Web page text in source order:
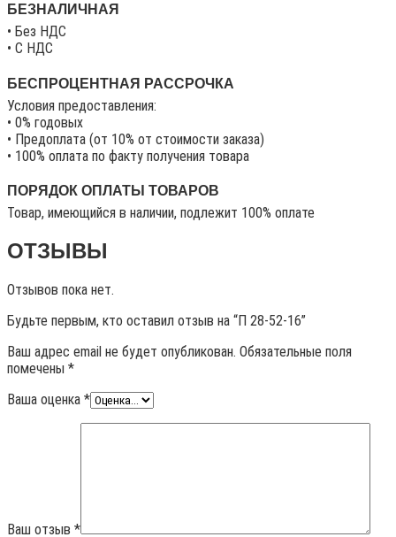
БЕЗНАЛИЧНАЯ
• Без НДС
• C НДС
БЕСПРОЦЕНТНАЯ РАССРОЧКА
Условия предоставления:
• 0% годовых
• Предоплата (от 10% от стоимости заказа)
• 100% оплата по факту получения товара
ПОРЯДОК ОПЛАТЫ ТОВАРОВ
Товар, имеющийся в наличии, подлежит 100% оплате
ОТЗЫВЫ
Отзывов пока нет.
Будьте первым, кто оставил отзыв на “П 28-52-16”
Ваш адрес email не будет опубликован. Обязательные поля
помечены *
Ваша оценка *
Ваш отзыв *